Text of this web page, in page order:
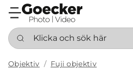
Klicka och sök här
Objektiv Fuji objektiv